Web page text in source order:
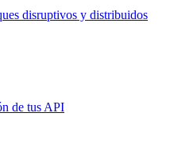
disruptivos y distribuidos
de tus API